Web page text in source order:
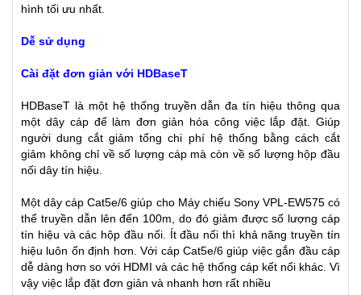
hình tối ưu nhất.
Dễ sử dụng
Cài đặt đơn giản với HDBaseT
HDBaseT là một hệ thống truyền dẫn đa tín hiệu thông qua
một dây cáp để làm đơn giản hóa công việc lắp đặt. Giúp
người dung cắt giảm tổng chi phí hệ thống bằng cách cắt
giảm không chỉ về số lượng cáp mà còn về số lượng hộp đầu
nối dây tín hiệu.
Một dây cáp Cat5e/6 giúp cho Máy chiếu Sony VPL-EW575 có
thể truyền dẫn lên đến 100m, do đó giảm được số lượng cáp
tín hiệu và các hộp đầu nối. Ít đầu nối thì khả năng truyền tín
hiệu luôn ổn định hơn. Với cáp Cat5e/6 giúp việc gắn đầu cáp
dễ dàng hơn so với HDMI và các hệ thống cáp kết nối khác. Vì
vậy việc lắp đặt đơn giản và nhanh hơn rất nhiều